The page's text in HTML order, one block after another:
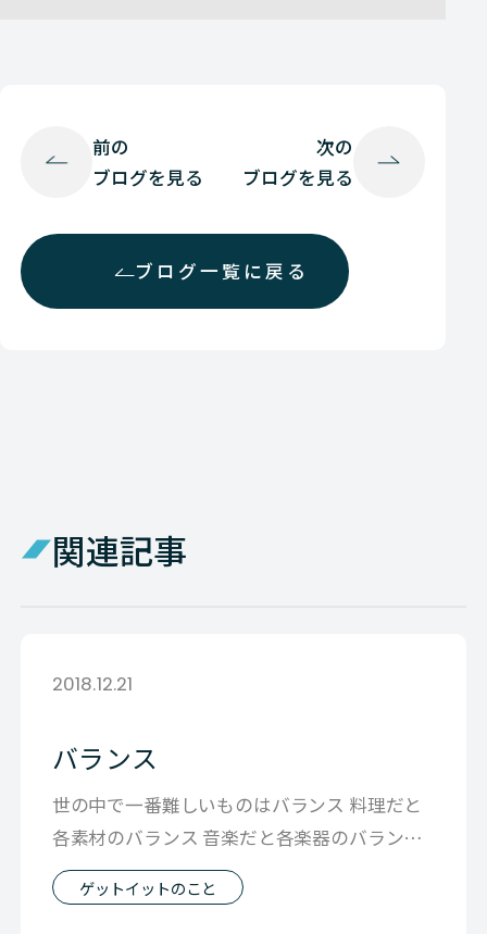
前の
ブログを見る
ブログ一覧に戻る
次の
ブログを見る
関連記事
2018.12.21
バランス
世の中で一番難しいものはバランス 料理だと
各素材のバランス 音楽だと各楽器のバランス
技術部と営業部のバランス 会社全体
ゲットイットのこと